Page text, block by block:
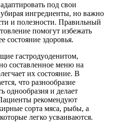
под свои
ингредиенты, но важно
и полезности. Правильный
помогут избежать
состояние здоровья.
гастродуоденитом,
составленное меню на
их состояние. В
что разнообразие
однообразия и делает
рекомендуют
сорта мяса, рыбы, а
легко усваиваются.